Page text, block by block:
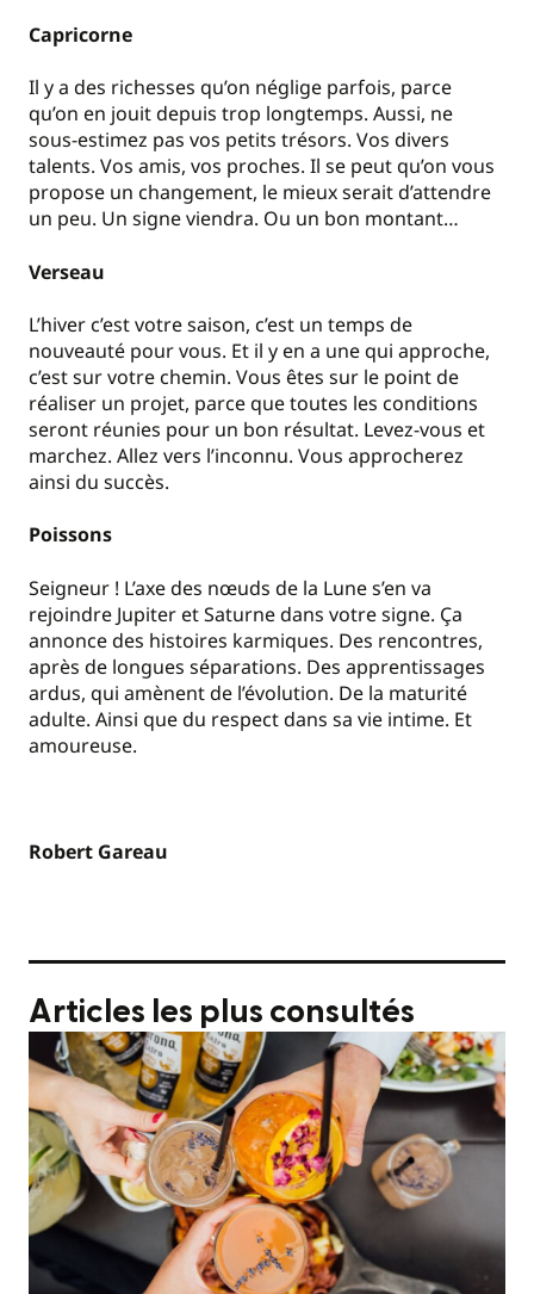
Capricorne
Il y a des richesses qu’on néglige parfois, parce
qu’on en jouit depuis trop longtemps. Aussi, ne
sous-estimez pas vos petits trésors. Vos divers
talents. Vos amis, vos proches. Il se peut qu’on vous
propose un changement, le mieux serait d’attendre
un peu. Un signe viendra. Ou un bon montant…
Verseau
L’hiver c’est votre saison, c’est un temps de
nouveauté pour vous. Et il y en a une qui approche,
c’est sur votre chemin. Vous êtes sur le point de
réaliser un projet, parce que toutes les conditions
seront réunies pour un bon résultat. Levez-vous et
marchez. Allez vers l’inconnu. Vous approcherez
ainsi du succès.
Poissons
Seigneur ! L’axe des nœuds de la Lune s’en va
rejoindre Jupiter et Saturne dans votre signe. Ça
annonce des histoires karmiques. Des rencontres,
après de longues séparations. Des apprentissages
ardus, qui amènent de l’évolution. De la maturité
adulte. Ainsi que du respect dans sa vie intime. Et
amoureuse.
Robert Gareau
Articles les plus consultés